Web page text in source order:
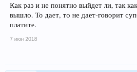
Как раз и не понятно выйдет ли, так
вышло. То дает, то не дает-говорит
платите.
7 июн 2018